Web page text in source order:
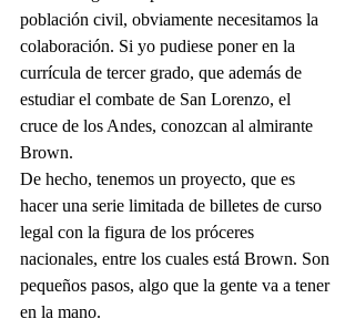
población civil, obviamente necesitamos la
colaboración. Si yo pudiese poner en la
currícula de tercer grado, que además de
estudiar el combate de San Lorenzo, el
cruce de los Andes, conozcan al almirante
Brown.
De hecho, tenemos un proyecto, que es
hacer una serie limitada de billetes de curso
legal con la figura de los próceres
nacionales, entre los cuales está Brown. Son
pequeños pasos, algo que la gente va a tener
en la mano.